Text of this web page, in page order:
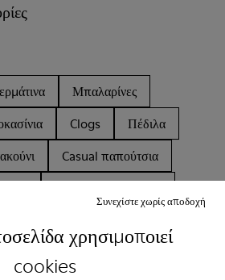
χρησιμοποιεί
cookies
Συνεχίστε χωρίς αποδοχή
Μπαλαρίνες
Clogs
Πέδιλα
Casual παπούτσια